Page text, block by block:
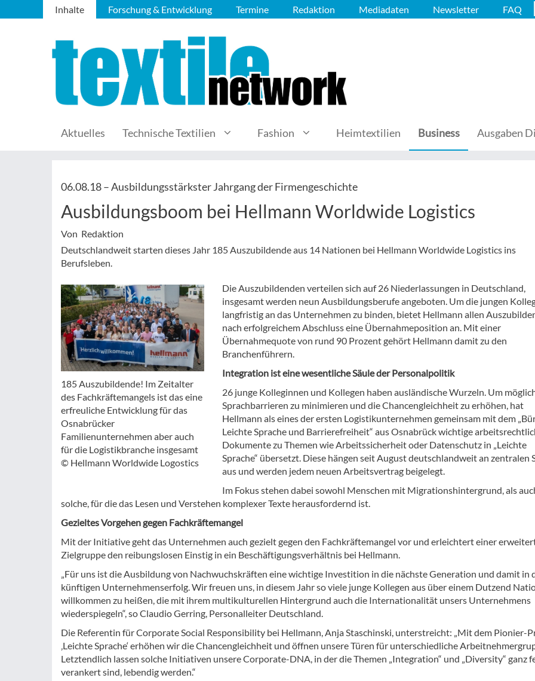
Inhalte Forschung & Entwicklung Termine Redaktion Mediadaten Newsletter FAQ
Aktuelles Technische Textilien Fashion Heimtextilien Business Ausgaben
06.08.18 –Ausbildungsstärkster Jahrgang der Firmengeschichte
Ausbildungsboom bei Hellmann Worldwide Logistics
Von Redaktion
Deutschlandweit starten dieses Jahr 185 Auszubildende aus 14 Nationen bei Hellmann Worldwide Logistics ins
Berufsleben.
185 Auszubildende! Im Zeitalter
des Fachkräftemangels ist das eine
erfreuliche Entwicklung für das
Osnabrücker
Familienunternehmen aber auch
für die Logistikbranche insgesamt
© Hellmann Worldwide Logostics
Die Auszubildenden verteilen sich auf 26 Niederlassungen in Deutschland,
insgesamt werden neun Ausbildungsberufe angeboten. Um die jungen
langfristig an das Unternehmen zu binden, bietet Hellmann allen
nach erfolgreichem Abschluss eine Übernahmeposition an. Mit einer
Übernahmequote von rund 90 Prozent gehört Hellmann damit zu den
Branchenführern.
Integration ist eine wesentliche Säule der Personalpolitik
26 junge Kolleginnen und Kollegen haben ausländische Wurzeln. Um
Sprachbarrieren zu minimieren und die Chancengleichheit zu erhöhen, hat
Hellmann als eines der ersten Logistikunternehmen gemeinsam mit dem
Leichte Sprache und Barrierefreiheit“ aus Osnabrück wichtige
Dokumente zu Themen wie Arbeitssicherheit oder Datenschutz in „Leichte
Sprache“ übersetzt. Diese hängen seit August deutschlandweit an zentralen
aus und werden jedem neuen Arbeitsvertrag beigelegt.
Im Fokus stehen dabei sowohl Menschen mit Migrationshintergrund, als
solche, für die das Lesen und Verstehen komplexer Texte herausfordernd ist.
Gezieltes Vorgehen gegen Fachkräftemangel
Mit der Initiative geht das Unternehmen auch gezielt gegen den Fachkräftemangel vor und erleichtert einer
Zielgruppe den reibungslosen Einstig in ein Beschäftigungsverhältnis bei Hellmann.
„Für uns ist die Ausbildung von Nachwuchskräften eine wichtige Investition in die nächste Generation und damit in
künftigen Unternehmenserfolg. Wir freuen uns, in diesem Jahr so viele junge Kollegen aus über einem Dutzend
willkommen zu heißen, die mit ihrem multikulturellen Hintergrund auch die Internationalität unsers Unternehmens
wiederspiegeln“, so Claudio Gerring, Personalleiter Deutschland.
Die Referentin für Corporate Social Responsibility bei Hellmann, Anja Staschinski, unterstreicht: „Mit dem Pionier-
‚Leichte Sprache‘ erhöhen wir die Chancengleichheit und öffnen unsere Türen für unterschiedliche
Letztendlich lassen solche Initiativen unsere Corporate-DNA, in der die Themen „Integration“ und „Diversity“ ganz
verankert sind, lebendig werden.“